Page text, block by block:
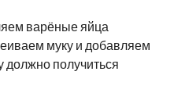
варёные яйца
муку и добавляем
должно получиться